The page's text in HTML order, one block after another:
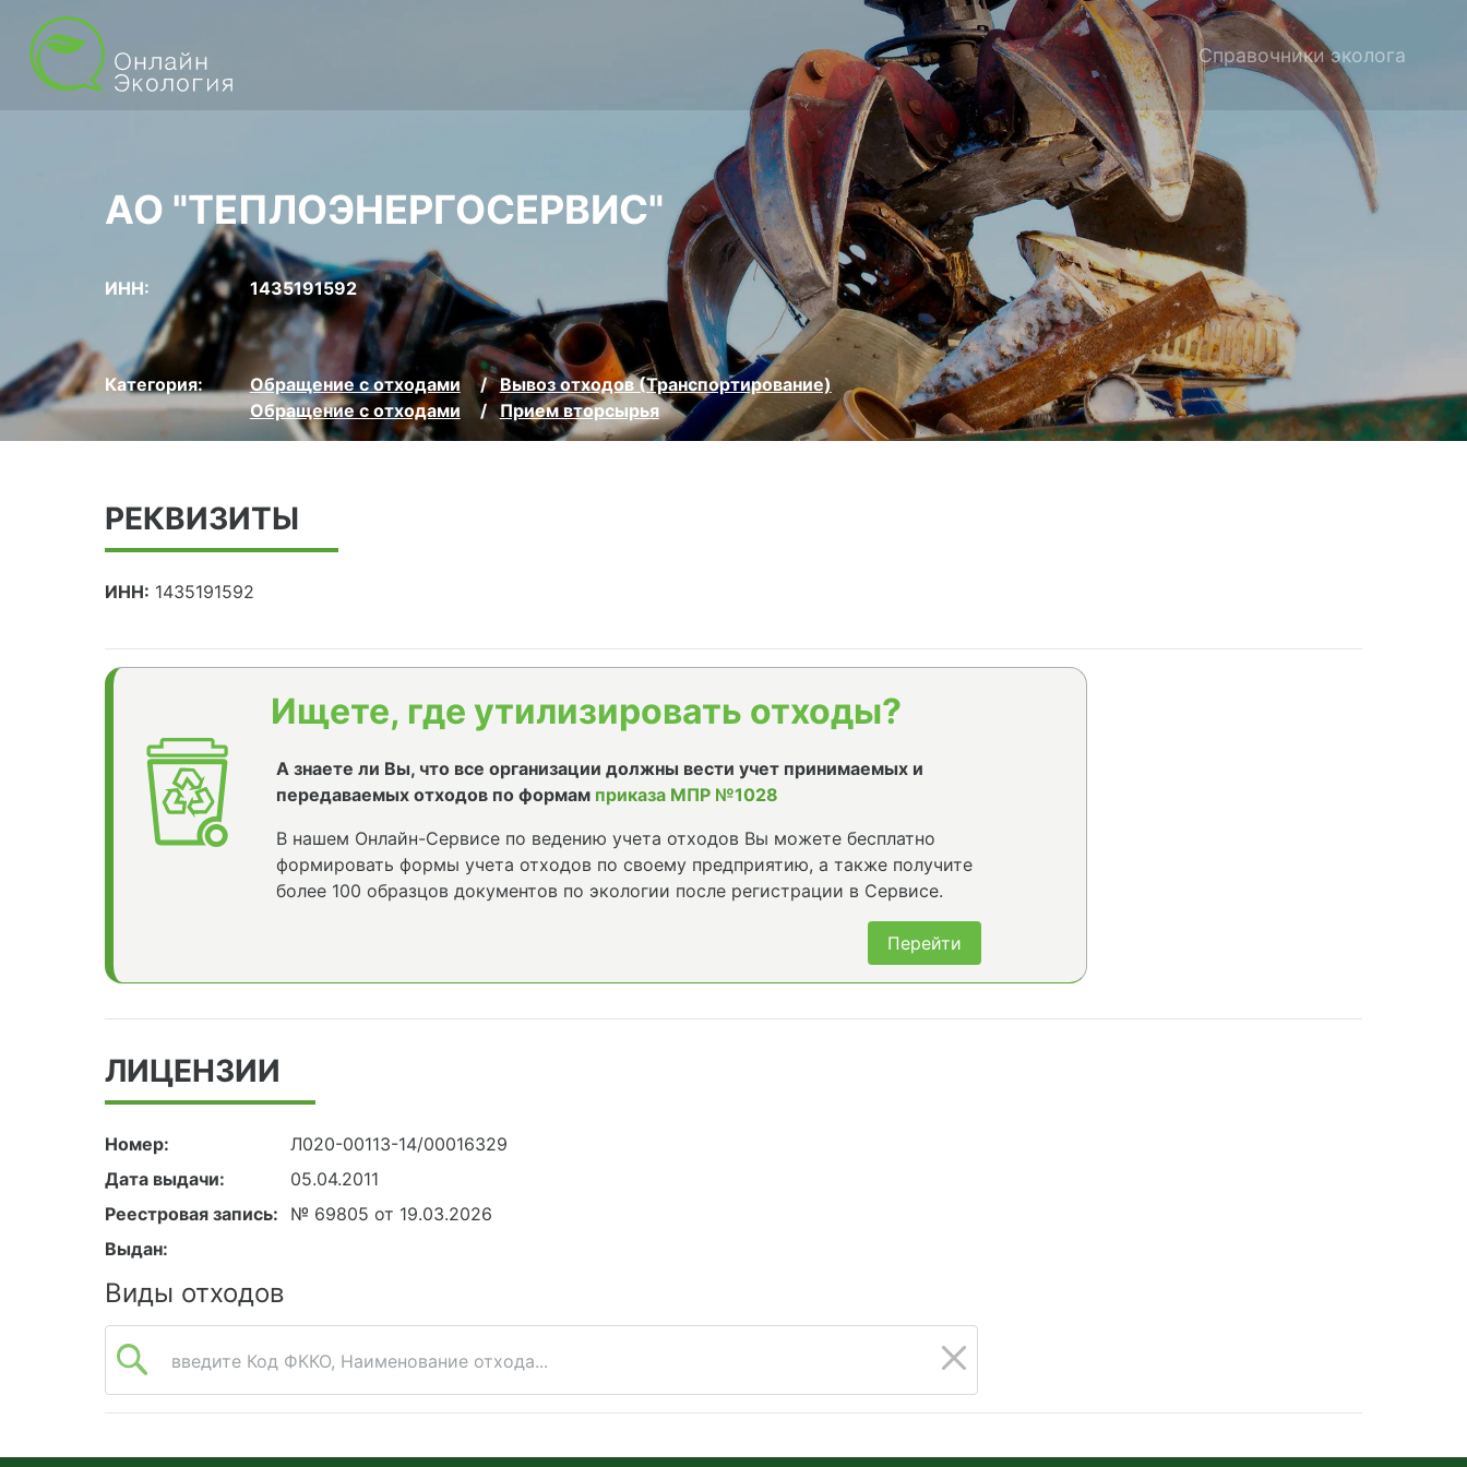
Справочники эколога
АО "ТЕПЛОЭНЕРГОСЕРВИС"
ИНН: 1435191592
Категория: Обращение с отходами
Вывоз отходов (Транспортирование)
Обращение с отходами
Прием вторсырья
РЕКВИЗИТЫ
ИНН: 1435191592
Ищете, где утилизировать отходы?
А знаете ли Вы, что все организации должны вести учет принимаемых и
передаваемых отходов по формам приказа МПР №1028
В нашем Онлайн-Сервисе по ведению учета отходов Вы можете бесплатно
формировать формы учета отходов по своему предприятию, а также получите
более 100 образцов документов по экологии после регистрации в Сервисе.
Перейти
ЛИЦЕНЗИИ
Номер:
Л020-00113-14/00016329
Дата выдачи:
05.04.2011
Реестровая запись:
№ 69805 от 19.03.2026
Выдан:
Виды отходов
введите Код ФККО, Наименование отхода...